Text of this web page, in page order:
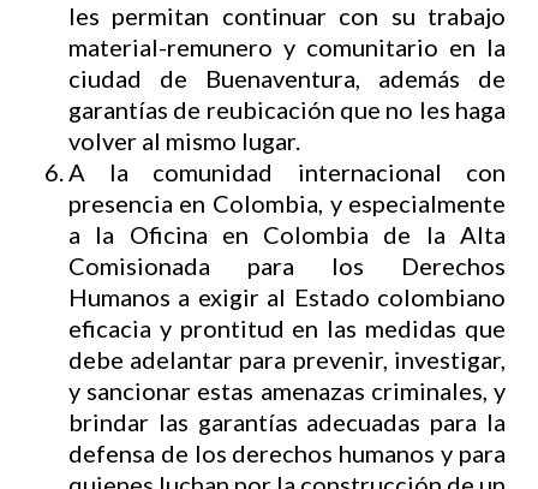
les permitan continuar con su trabajo
material-remunero y comunitario en la
ciudad de Buenaventura, además de
garantías de reubicación que no les haga
volver al mismo lugar.
A la comunidad internacional con
presencia en Colombia, y especialmente
a la Oficina en Colombia de la Alta
Comisionada para los Derechos
Humanos a exigir al Estado colombiano
eficacia y prontitud en las medidas que
debe adelantar para prevenir, investigar,
y sancionar estas amenazas criminales, y
brindar las garantías adecuadas para la
defensa de los derechos humanos y para